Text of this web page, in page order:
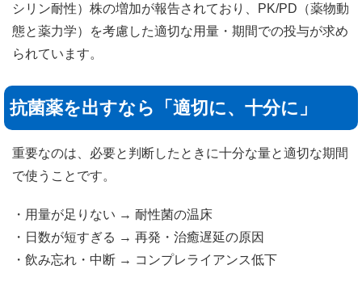
シリン耐性）株の増加が報告されており、PK/PD（薬物動
態と薬力学）を考慮した適切な用量・期間での投与が求め
られています。
抗菌薬を出すなら「適切に、十分に」
重要なのは、必要と判断したときに十分な量と適切な期間
で使うことです。
・用量が足りない → 耐性菌の温床
・日数が短すぎる → 再発・治癒遅延の原因
・飲み忘れ・中断 → コンプレライアンス低下